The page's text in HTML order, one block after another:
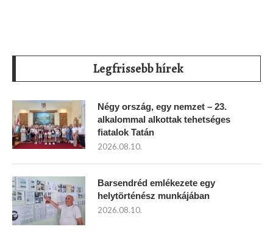
Legfrissebb hírek
Négy ország, egy nemzet – 23.
alkalommal alkottak tehetséges
fiatalok Tatán
2026.08.10.
Barsendréd emlékezete egy
helytörténész munkájában
2026.08.10.